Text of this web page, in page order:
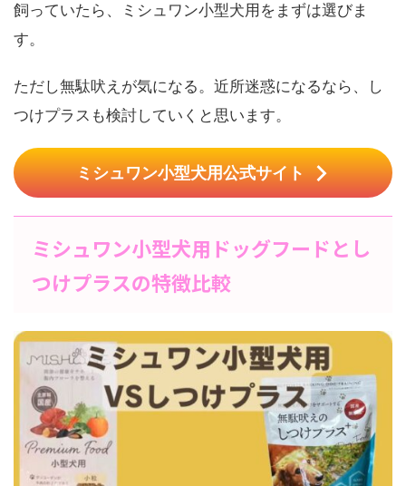
飼っていたら、ミシュワン小型犬用をまずは選びま
す。
ただし無駄吠えが気になる。近所迷惑になるなら、し
つけプラスも検討していくと思います。
ミシュワン小型犬用公式サイト
ミシュワン小型犬用ドッグフードとし
つけプラスの特徴比較